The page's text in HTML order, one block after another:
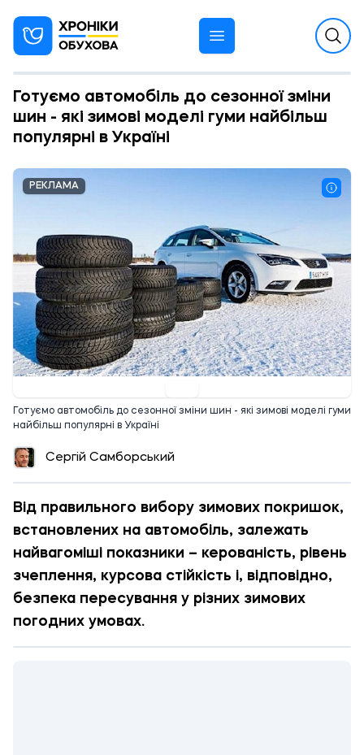
Готуємо автомобіль до сезонної зміни
шин - які зимові моделі гуми найбільш
популярні в Україні
12:52 30.08.2023
РЕКЛАМА
Готуємо автомобіль до сезонної зміни шин - які зимові моделі гуми
найбільш популярні в Україні
Сергій Самборський
Від правильного вибору зимових покришок,
встановлених на автомобіль, залежать
найвагоміші показники – керованість, рівень
зчеплення, курсова стійкість і, відповідно,
безпека пересування у різних зимових
погодних умовах.